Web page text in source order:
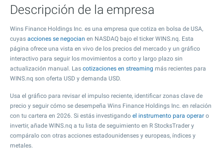
Descripción de la empresa
Wins Finance Holdings Inc. es una empresa que cotiza en bolsa de USA,
cuyas acciones se negocian en NASDAQ bajo el ticker WINS.nq. Esta
página ofrece una vista en vivo de los precios del mercado y un gráfico
interactivo para seguir los movimientos a corto y largo plazo sin
actualización manual. Las cotizaciones en streaming más recientes para
WINS.nq son oferta USD y demanda USD.
Usa el gráfico para revisar el impulso reciente, identificar zonas clave de
precio y seguir cómo se desempeña Wins Finance Holdings Inc. en relación
con tu cartera en 2026. Si estás investigando el instrumento para operar o
invertir, añade WINS.nq a tu lista de seguimiento en R StocksTrader y
compáralo con otras acciones estadounidenses y europeas, índices y
metales.